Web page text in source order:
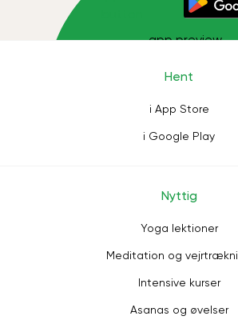
Hent
i App Store
i Google Play
Nyttig
Yoga lektioner
Meditation og
Intensive kurser
Asanas og øvelser